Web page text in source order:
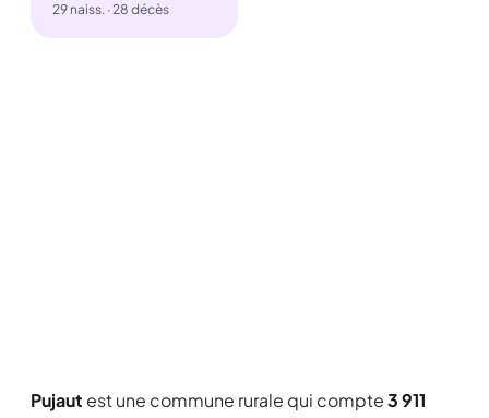
29 naiss. · 28 décès
Pujaut est une commune rurale qui compte3 911